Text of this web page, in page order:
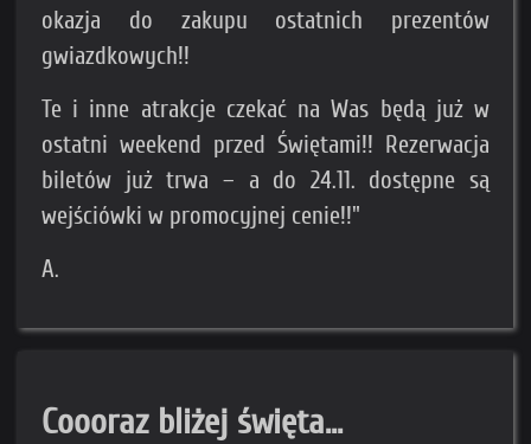
okazja do zakupu ostatnich prezentów
gwiazdkowych!!
Te i inne atrakcje czekać na Was będą już w
ostatni weekend przed Świętami!! Rezerwacja
biletów już trwa – a do 24.11. dostępne są
wejściówki w promocyjnej cenie!!"
A.
Coooraz bliżej święta...